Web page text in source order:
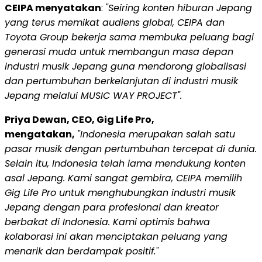
CEIPA menyatakan: "Seiring konten hiburan Jepang
yang terus memikat audiens global, CEIPA dan
Toyota Group bekerja sama membuka peluang bagi
generasi muda untuk membangun masa depan
industri musik Jepang guna mendorong globalisasi
dan pertumbuhan berkelanjutan di industri musik
Jepang melalui MUSIC WAY PROJECT".
Priya Dewan, CEO, Gig Life Pro,
mengatakan, "Indonesia merupakan salah satu
pasar musik dengan pertumbuhan tercepat di dunia.
Selain itu, Indonesia telah lama mendukung konten
asal Jepang. Kami sangat gembira, CEIPA memilih
Gig Life Pro untuk menghubungkan industri musik
Jepang dengan para profesional dan kreator
berbakat di Indonesia. Kami optimis bahwa
kolaborasi ini akan menciptakan peluang yang
menarik dan berdampak positif."